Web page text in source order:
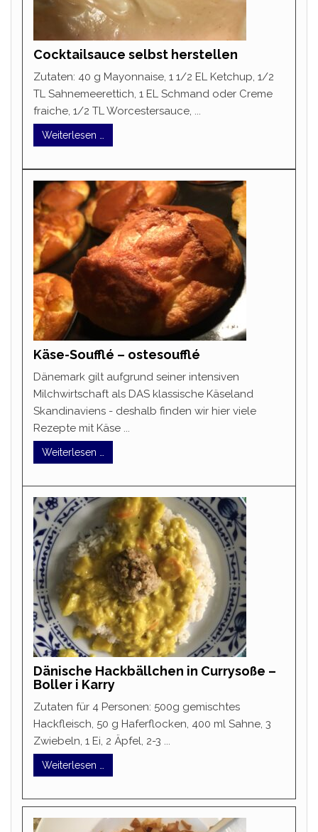
Cocktailsauce selbst herstellen
Zutaten: 40 g Mayonnaise, 1 1/2 EL Ketchup, 1/2
TL Sahnemeerettich, 1 EL Schmand oder Creme
fraiche, 1/2 TL Worcestersauce, ...
Weiterlesen …
Käse-Soufflé – ostesoufflé
Dänemark gilt aufgrund seiner intensiven
Milchwirtschaft als DAS klassische Käseland
Skandinaviens - deshalb finden wir hier viele
Rezepte mit Käse ...
Weiterlesen …
Dänische Hackbällchen in Currysoße –
Boller i Karry
Zutaten für 4 Personen: 500g gemischtes
Hackfleisch, 50 g Haferflocken, 400 ml Sahne, 3
Zwiebeln, 1 Ei, 2 Äpfel, 2-3 ...
Weiterlesen …